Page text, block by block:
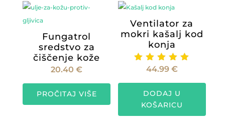
odabrati
Fungatrol
sredstvo za
čiščenje kože
20.40 €
PROČITAJ VIŠE
Ventilator za
mokri kašalj kod
konja
Ocijenje
5.00
od 5
44.99 €
DODAJ U
KOŠARICU